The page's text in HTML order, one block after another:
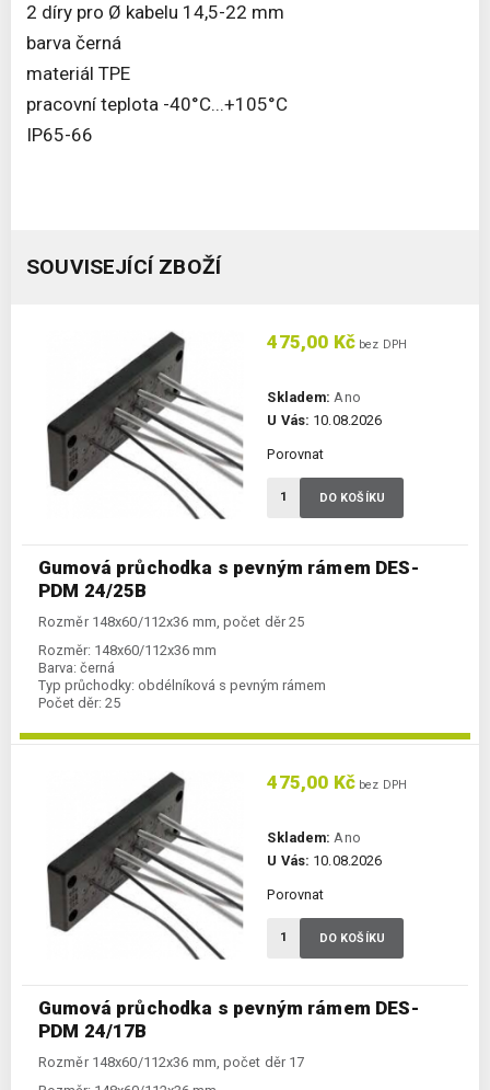
2 díry pro Ø kabelu 14,5-22 mm
barva černá
materiál TPE
pracovní teplota -40°C...+105°C
IP65-66
SOUVISEJÍCÍ ZBOŽÍ
Gumová průchodka s pevným rámem DES-
PDM 24/25B
Rozměr 148x60/112x36 mm, počet děr 25
Rozměr: 148x60/112x36 mm
Barva: černá
Typ průchodky: obdélníková s pevným rámem
Počet děr: 25
475,00 Kč bez DPH
Skladem: Ano
U Vás: 10.08.2026
Porovnat
DO KOŠÍKU
Gumová průchodka s pevným rámem DES-
PDM 24/17B
Rozměr 148x60/112x36 mm, počet děr 17
475,00 Kč bez DPH
Skladem: Ano
U Vás: 10.08.2026
Porovnat
DO KOŠÍKU